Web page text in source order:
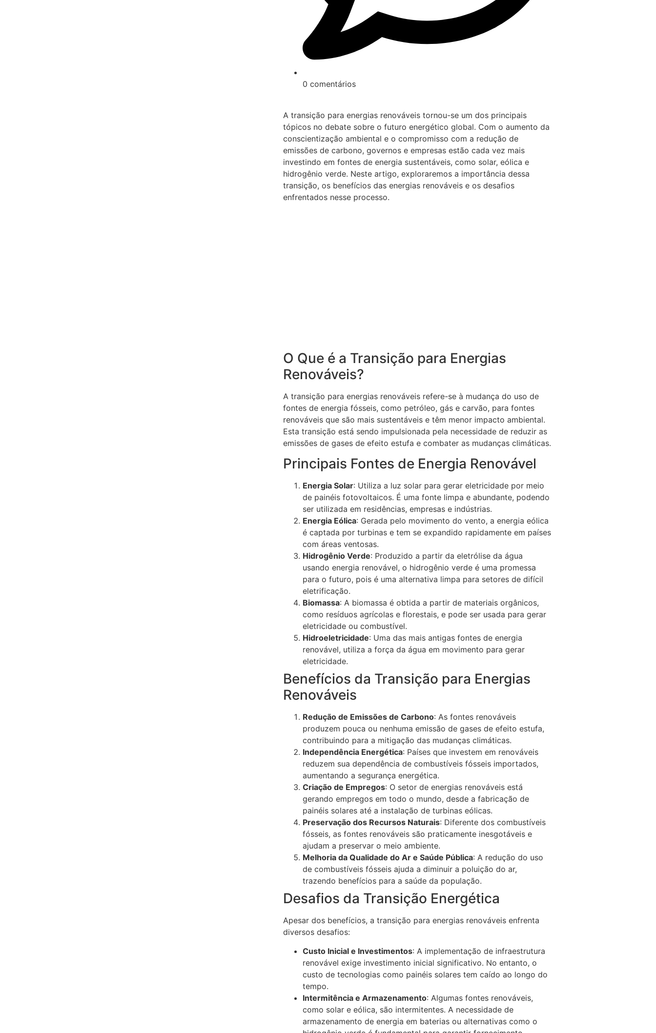
0 comentários
A transição para energias renováveis tornou-se um dos principais
tópicos no debate sobre o futuro energético global. Com o aumento da
conscientização ambiental e o compromisso com a redução de
emissões de carbono, governos e empresas estão cada vez mais
investindo em fontes de energia sustentáveis, como solar, eólica e
hidrogênio verde. Neste artigo, exploraremos a importância dessa
transição, os benefícios das energias renováveis e os desafios
enfrentados nesse processo.
O Que é a Transição para Energias
Renováveis?
A transição para energias renováveis refere-se à mudança do uso de
fontes de energia fósseis, como petróleo, gás e carvão, para fontes
renováveis que são mais sustentáveis e têm menor impacto ambiental.
Esta transição está sendo impulsionada pela necessidade de reduzir as
emissões de gases de efeito estufa e combater as mudanças climáticas.
Principais Fontes de Energia Renovável
Energia Solar: Utiliza a luz solar para gerar eletricidade por meio
de painéis fotovoltaicos. É uma fonte limpa e abundante, podendo
ser utilizada em residências, empresas e indústrias.
Energia Eólica: Gerada pelo movimento do vento, a energia eólica
é captada por turbinas e tem se expandido rapidamente em países
com áreas ventosas.
Hidrogênio Verde: Produzido a partir da eletrólise da água
usando energia renovável, o hidrogênio verde é uma promessa
para o futuro, pois é uma alternativa limpa para setores de difícil
eletrificação.
Biomassa: A biomassa é obtida a partir de materiais orgânicos,
como resíduos agrícolas e florestais, e pode ser usada para gerar
eletricidade ou combustível.
Hidroeletricidade: Uma das mais antigas fontes de energia
renovável, utiliza a força da água em movimento para gerar
eletricidade.
Benefícios da Transição para Energias
Renováveis
Redução de Emissões de Carbono: As fontes renováveis
produzem pouca ou nenhuma emissão de gases de efeito estufa,
contribuindo para a mitigação das mudanças climáticas.
Independência Energética: Países que investem em renováveis
reduzem sua dependência de combustíveis fósseis importados,
aumentando a segurança energética.
Criação de Empregos: O setor de energias renováveis está
gerando empregos em todo o mundo, desde a fabricação de
painéis solares até a instalação de turbinas eólicas.
Preservação dos Recursos Naturais: Diferente dos combustíveis
fósseis, as fontes renováveis são praticamente inesgotáveis e
ajudam a preservar o meio ambiente.
Melhoria da Qualidade do Ar e Saúde Pública: A redução do uso
de combustíveis fósseis ajuda a diminuir a poluição do ar,
trazendo benefícios para a saúde da população.
Desafios da Transição Energética
Apesar dos benefícios, a transição para energias renováveis enfrenta
diversos desafios:
Custo Inicial e Investimentos: A implementação de infraestrutura
renovável exige investimento inicial significativo. No entanto, o
custo de tecnologias como painéis solares tem caído ao longo do
tempo.
Intermitência e Armazenamento: Algumas fontes renováveis,
como solar e eólica, são intermitentes. A necessidade de
armazenamento de energia em baterias ou alternativas como o